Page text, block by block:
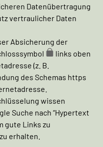
Datenübertragung
vertraulicher Daten
Absicherung der
links oben
(z. B.
des Schemas https
wissen
Suche nach “Hypertext
gute Links zu
erhalten.